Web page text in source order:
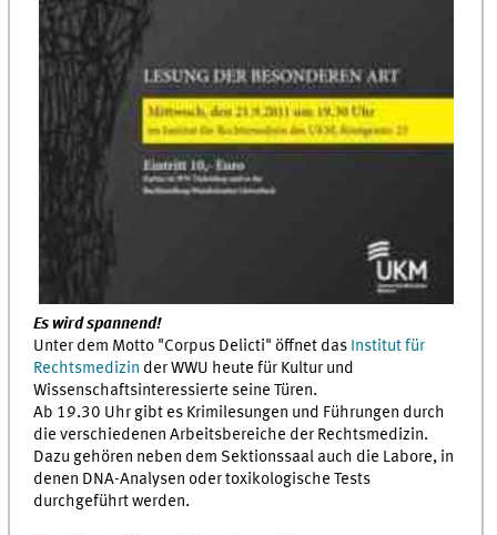
Es wird spannend!
Unter dem Motto "Corpus Delicti" öffnet das Institut für
Rechtsmedizin der WWU heute für Kultur und
Wissenschaftsinteressierte seine Türen.
Ab 19.30 Uhr gibt es Krimilesungen und Führungen durch
die verschiedenen Arbeitsbereiche der Rechtsmedizin.
Dazu gehören neben dem Sektionssaal auch die Labore, in
denen DNA-Analysen oder toxikologische Tests
durchgeführt werden.